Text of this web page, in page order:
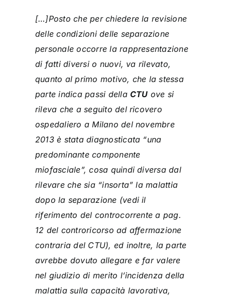
[…]Posto che per chiedere la revisione
delle condizioni delle separazione
personale occorre la rappresentazione
di fatti diversi o nuovi, va rilevato,
quanto al primo motivo, che la stessa
parte indica passi della CTU ove si
rileva che a seguito del ricovero
ospedaliero a Milano del novembre
2013 è stata diagnosticata “una
predominante componente
miofasciale”, cosa quindi diversa dal
rilevare che sia “insorta” la malattia
dopo la separazione (vedi il
riferimento del controcorrente a pag.
12 del controricorso ad affermazione
contraria del CTU), ed inoltre, la parte
avrebbe dovuto allegare e far valere
nel giudizio di merito l’incidenza della
malattia sulla capacità lavorativa,